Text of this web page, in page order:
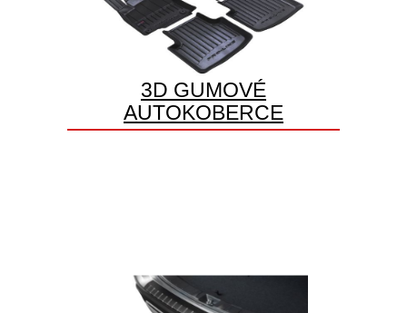
3D GUMOVÉ
AUTOKOBERCE